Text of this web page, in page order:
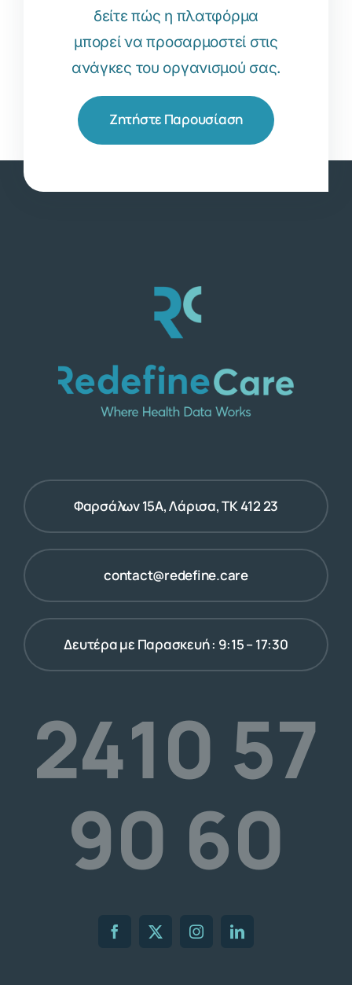
δείτε πώς η πλατφόρμα
μπορεί να προσαρμοστεί στις
ανάγκες του οργανισμού σας.
Ζητήστε Παρουσίαση
Φαρσάλων 15Α, Λάρισα, ΤΚ 412 23
contact@redefine.care
Δευτέρα με Παρασκευή : 9:15 – 17:30
2410 57
90 60